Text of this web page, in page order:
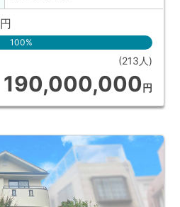
円
100%
(213人)
190,000,000円